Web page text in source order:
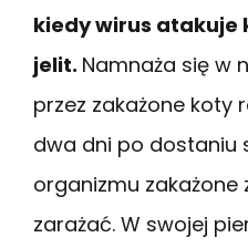
kiedy wirus atakuje
jelit. Namnaża się w
przez zakażone koty
dwa dni po dostaniu
organizmu zakażone
zarażać. W swojej